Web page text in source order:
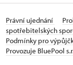
Právní ujednání
spotřebitelských
Podmínky pro
Provozuje BluePool